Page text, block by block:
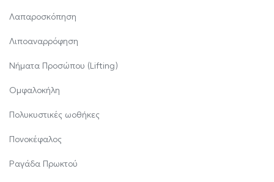
Λαπαροσκόπηση
Λιποαναρρόφηση
Νήματα Προσώπου (Lifting)
Ομφαλοκήλη
Πολυκυστικές ωοθήκες
Πονοκέφαλος
Ραγάδα Πρωκτού